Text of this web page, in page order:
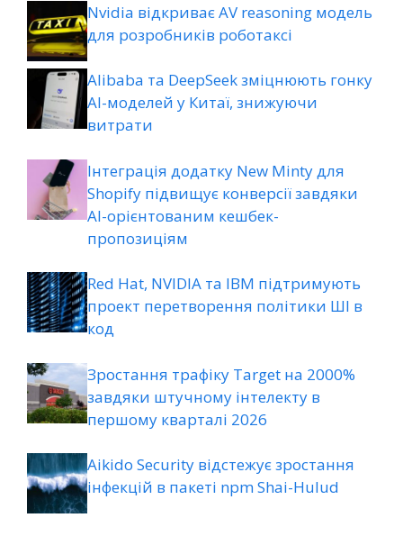
Nvidia відкриває AV reasoning модель
для розробників роботаксі
Alibaba та DeepSeek зміцнюють гонку
AI-моделей у Китаї, знижуючи
витрати
Інтеграція додатку New Minty для
Shopify підвищує конверсії завдяки
AI-орієнтованим кешбек-
пропозиціям
Red Hat, NVIDIA та IBM підтримують
проект перетворення політики ШІ в
код
Зростання трафіку Target на 2000%
завдяки штучному інтелекту в
першому кварталі 2026
Aikido Security відстежує зростання
інфекцій в пакеті npm Shai-Hulud